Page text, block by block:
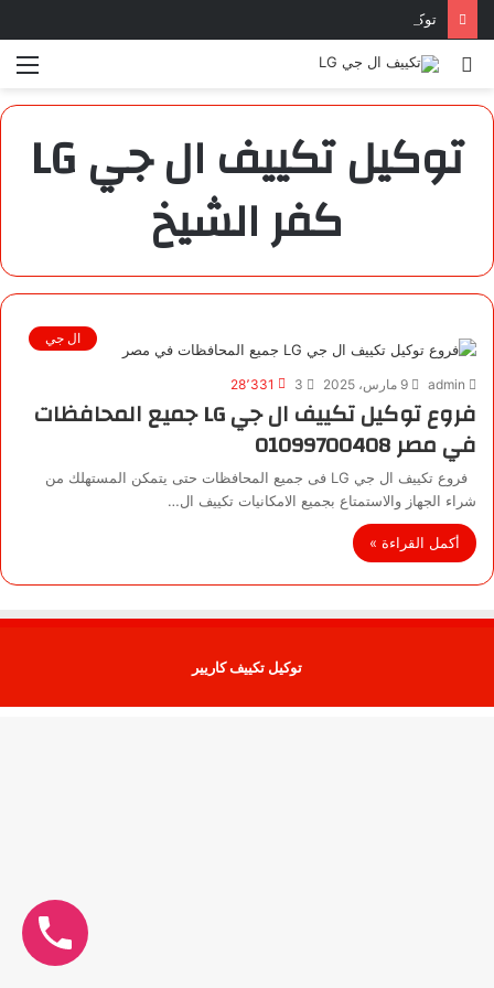
توكيل تكييف ال جي بورسعيد | 01099700408
بحث
توكيل تكييف ال جي LG
كفر الشيخ
ال جي
admin 9 مارس، 2025 3 28٬331
فروع توكيل تكييف ال جي LG جميع المحافظات
في مصر 01099700408
فروع تكييف ال جي LG فى جميع المحافظات حتى يتمكن المستهلك من
شراء الجهاز والاستمتاع بجميع الامكانيات تكييف ال…
أكمل القراءة »
توكيل تكييف كاريير